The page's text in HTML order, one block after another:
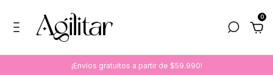
0
¡Envíos gratuitos a partir de $59.990!